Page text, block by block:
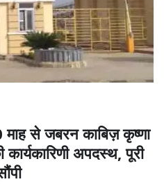
माह से जबरन काबिज़ कृष्णा
अपदस्थ, पूरी